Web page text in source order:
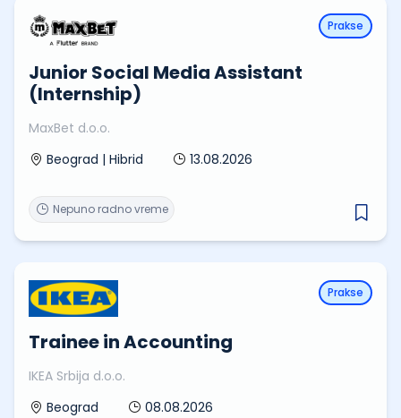
Prakse
Junior Social Media Assistant
(Internship)
MaxBet d.o.o.
Beograd | Hibrid
13.08.2026
Nepuno radno vreme
Prakse
Trainee in Accounting
IKEA Srbija d.o.o.
Beograd
08.08.2026